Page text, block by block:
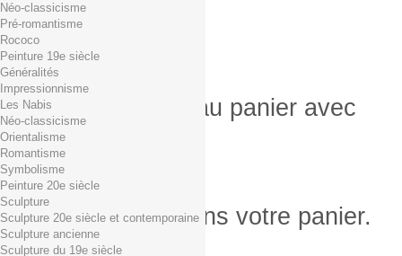
0,01€ dès 29€ d'achat
0,00 € Total
Commander
Produit ajouté au panier avec
succès
Quantité
Total
Il y a 1 produit dans votre panier.
Total produits TTC
Néo-classicisme
Pré-romantisme
Rococo
Peinture 19e siècle
Généralités
Impressionnisme
Les Nabis
Néo-classicisme
Orientalisme
Romantisme
Symbolisme
Peinture 20e siècle
Sculpture
Sculpture 20e siècle et contemporaine
Sculpture ancienne
Sculpture du 19e siècle